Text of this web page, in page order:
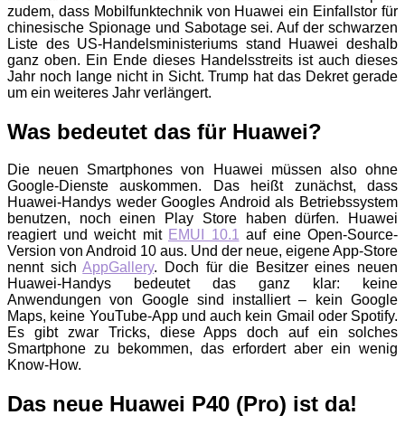
zudem, dass Mobilfunktechnik von Huawei ein Einfallstor für
chinesische Spionage und Sabotage sei. Auf der schwarzen
Liste des US-Handelsministeriums stand Huawei deshalb
ganz oben. Ein Ende dieses Handelsstreits ist auch dieses
Jahr noch lange nicht in Sicht. Trump hat das Dekret gerade
um ein weiteres Jahr verlängert.
Was bedeutet das für Huawei?
Die neuen Smartphones von Huawei müssen also ohne
Google-Dienste auskommen. Das heißt zunächst, dass
Huawei-Handys weder Googles Android als Betriebssystem
benutzen, noch einen Play Store haben dürfen. Huawei
reagiert und weicht mit EMUI 10.1 auf eine Open-Source-
Version von Android 10 aus. Und der neue, eigene App-Store
nennt sichAppGallery. Doch für die Besitzer eines neuen
Huawei-Handys bedeutet das ganz klar: keine
Anwendungen von Google sind installiert – kein Google
Maps, keine YouTube-App und auch kein Gmail oder Spotify.
Es gibt zwar Tricks, diese Apps doch auf ein solches
Smartphone zu bekommen, das erfordert aber ein wenig
Know-How.
Das neue Huawei P40 (Pro) ist da!